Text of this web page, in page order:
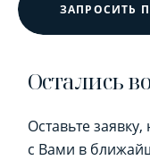
ЗАПРОСИТЬ
Остались
Оставьте
с Вами в